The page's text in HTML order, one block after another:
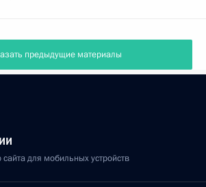
предыдущие материалы
для мобильных устройств